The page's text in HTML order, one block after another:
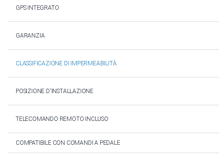
GPS INTEGRATO
GARANZIA
CLASSIFICAZIONE DI IMPERMEABILITÀ
POSIZIONE D'INSTALLAZIONE
TELECOMANDO REMOTO INCLUSO
COMPATIBILE CON COMANDI A PEDALE